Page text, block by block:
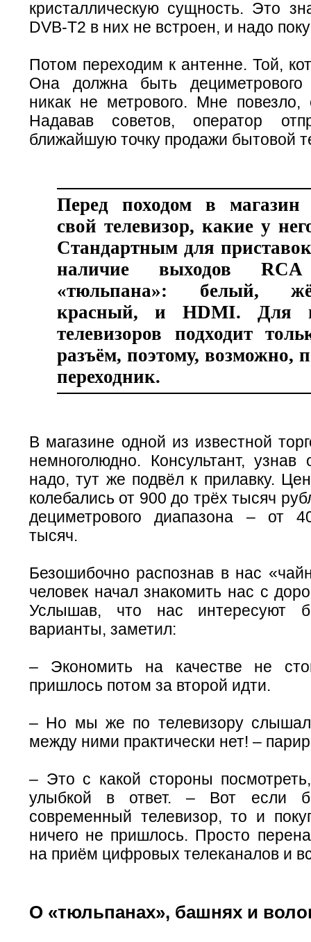
кристаллическую сущность. Это
DVB-T2 в них не встроен, и надо
Потом переходим к антенне. Той,
Она должна быть дециметрового
никак не метрового. Мне
Надавав советов, оператор
ближайшую точку продажи бытовой
Перед походом в магазин
свой телевизор, какие у
Стандартным для приставок
наличие выходов
«тюльпана»: белый,
красный, и HDMI. Для
телевизоров подходит
разъём, поэтому, возможно,
переходник.
В магазине одной из известной
немноголюдно. Консультант,
надо, тут же подвёл к прилавку.
колебались от 900 до трёх тысяч
дециметрового диапазона – от
тысяч.
Безошибочно распознав в нас
человек начал знакомить нас с
Услышав, что нас интересуют
варианты, заметил:
– Экономить на качестве не
пришлось потом за второй идти.
– Но мы же по телевизору
между ними практически нет! –
– Это с какой стороны
улыбкой в ответ. – Вот если
современный телевизор, то и
ничего не пришлось. Просто
на приём цифровых телеканалов и
О «тюльпанах», башнях и